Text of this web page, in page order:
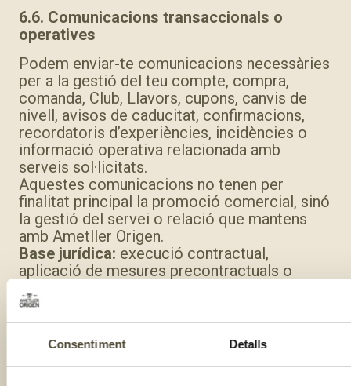
Consentiment Detalls
6.6. Comunicacions transaccionals o
operatives
Podem enviar-te comunicacions necessàries
per a la gestió del teu compte, compra,
comanda, Club, Llavors, cupons, canvis de
nivell, avisos de caducitat, confirmacions,
recordatoris d’experiències, incidències o
informació operativa relacionada amb
serveis sol·licitats.
Aquestes comunicacions no tenen per
finalitat principal la promoció comercial, sinó
la gestió del servei o relació que mantens
amb Ametller Origen.
Base jurídica: execució contractual,
aplicació de mesures precontractuals o
interès legítim a gestionar adequadament la
relació amb clients i usuaris, segons el cas.
Quan et subscriguis a la newsletter o